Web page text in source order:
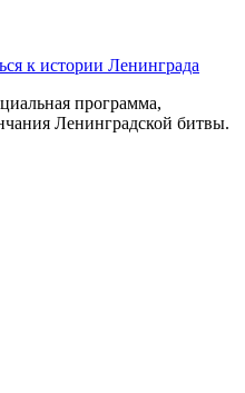
к истории Ленинграда
программа,
Ленинградской битвы.